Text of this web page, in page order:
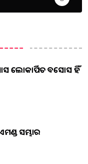
ଲୋକାର୍ପିତ ଅବସୋସ ହିଁ
ସମ୍ଭାର